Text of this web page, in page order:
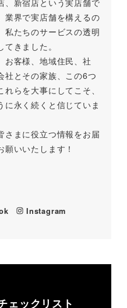
業界で実店舗を構えるの
私たちのサービスの透明
きました。
お客様、地域住民、社
社とその家族、この6つ
らを大事にしてこそ、
永く続くと信じていま
さまに役立つ情報をお届
いいたします！
Instagram
ェックリスト